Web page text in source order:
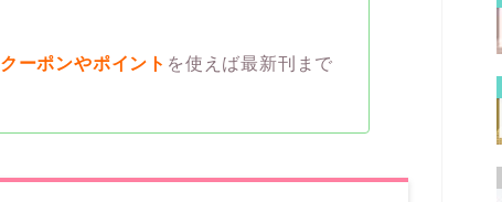
クーポンやポイント を使えば最新刊まで